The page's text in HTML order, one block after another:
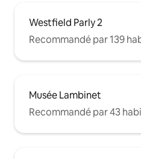
Westfield Parly 2
Recommandé par 139
Musée Lambinet
Recommandé par 43